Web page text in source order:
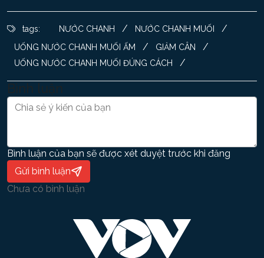
tags: NƯỚC CHANH / NƯỚC CHANH MUỐI /
UỐNG NƯỚC CHANH MUỐI ẤM / GIẢM CÂN /
UỐNG NƯỚC CHANH MUỐI ĐÚNG CÁCH /
Bình luận
Bình luận của bạn sẽ được xét duyệt trước khi đăng
Gửi bình luận
Chưa có bình luận